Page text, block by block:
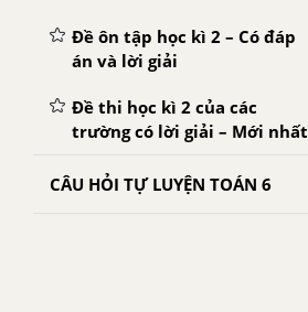
Đề ôn tập học kì 2 – Có đáp
án và lời giải
Đề thi học kì 2 của các
trường có lời giải – Mới nhất
CÂU HỎI TỰ LUYỆN TOÁN 6